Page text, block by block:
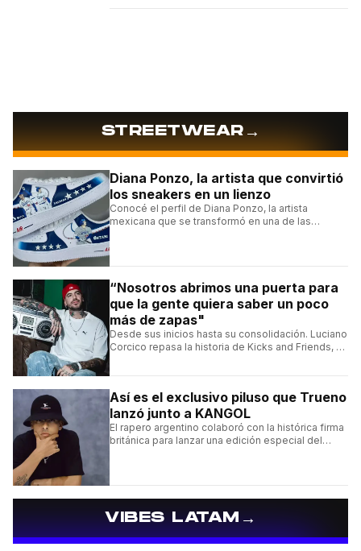
STREETWEAR→
Diana Ponzo, la artista que convirtió
los sneakers en un lienzo
Conocé el perfil de Diana Ponzo, la artista
mexicana que se transformó en una de las
“Nosotros abrimos una puerta para
que la gente quiera saber un poco
más de zapas"
Desde sus inicios hasta su consolidación. Luciano
Corcico repasa la historia de Kicks and Friends, el
Así es el exclusivo piluso que Trueno
lanzó junto a KANGOL
El rapero argentino colaboró con la histórica firma
británica para lanzar una edición especial del
VIBES LATAM →